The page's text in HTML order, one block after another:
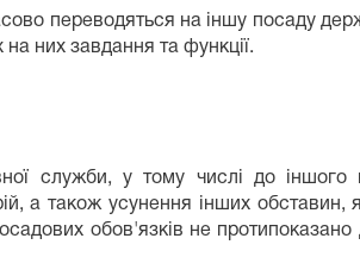
переводяться на іншу посаду
них завдання та функції.
служби, у тому числі до іншого
а також усунення інших
обов'язків не